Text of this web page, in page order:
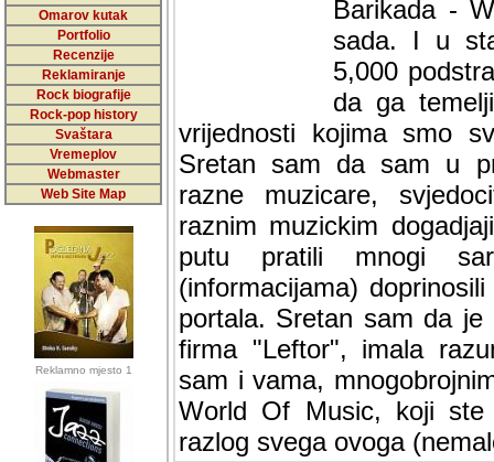
Omarov kutak
Portfolio
Recenzije
Reklamiranje
Rock biografije
Rock-pop history
Svaštara
Vremeplov
Webmaster
Web Site Map
Reklamno mjesto 1
Barikada -
sada. I u
5,000
da ga
vrijednosti kojima smo
Sretan sam da sam u
muzicare, svjedociti
muzickim dogadjajima...
mnogi saradnici koji
doprinosili vrijednosti i
sam da je i moj web
imala razumijevanja za
mnogobrojnim
Music, koji ste ga
ovoga (nemalog) rada.